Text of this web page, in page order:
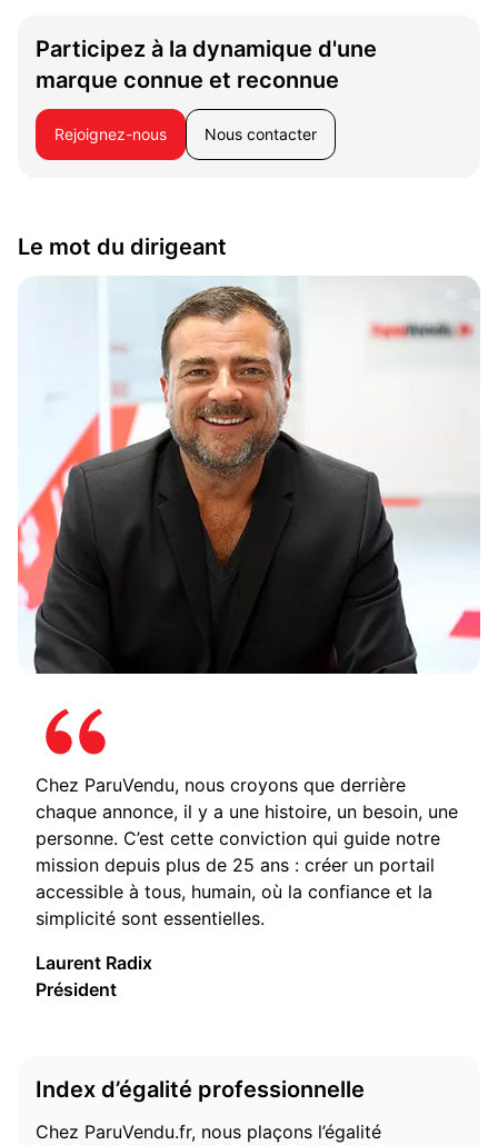
Participez à la dynamique d'une
marque connue et reconnue
Rejoignez-nous Nous contacter
Le mot du dirigeant
Chez ParuVendu, nous croyons que derrière
chaque annonce, il y a une histoire, un besoin, une
personne. C’est cette conviction qui guide notre
mission depuis plus de 25 ans : créer un portail
accessible à tous, humain, où la confiance et la
simplicité sont essentielles.
Laurent Radix
Président
Index d’égalité professionnelle
Chez ParuVendu.fr, nous plaçons l’égalité